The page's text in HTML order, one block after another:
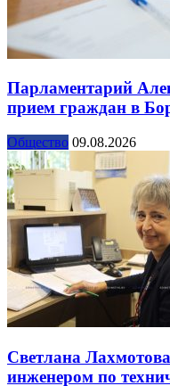
Парламентарий
прием граждан в
Общество 09.08.2026
Светлана
инженером по